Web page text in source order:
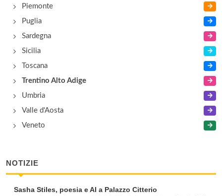
Piemonte
Puglia
Sardegna
Sicilia
Toscana
Trentino Alto Adige
Umbria
Valle d'Aosta
Veneto
NOTIZIE
Sasha Stiles, poesia e AI a Palazzo Citterio